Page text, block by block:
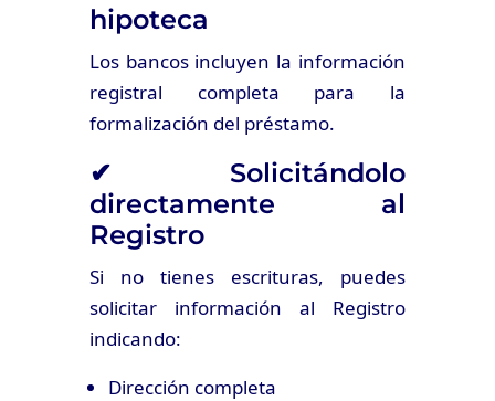
hipoteca
Los bancos incluyen la información
registral completa para la
formalización del préstamo.
✔ Solicitándolo
directamente al
Registro
Si no tienes escrituras, puedes
solicitar información al Registro
indicando:
Dirección completa